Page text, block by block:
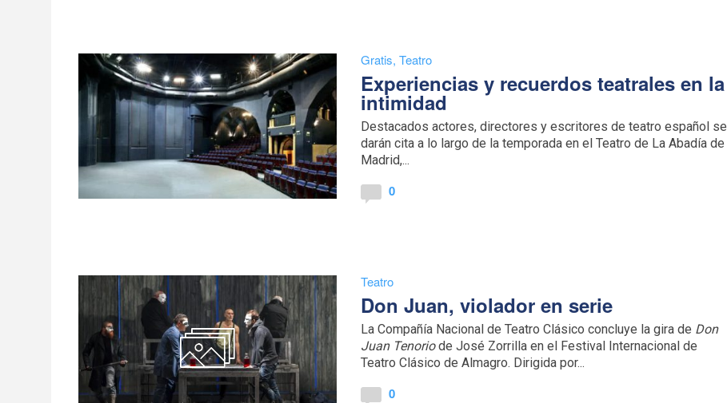
Gratis,Teatro
Experiencias y recuerdos teatrales en la
intimidad
Destacados actores, directores y escritores de teatro español se
darán cita a lo largo de la temporada en el Teatro de La Abadía de
Madrid,...
0
Teatro
Don Juan, violador en serie
La Compañía Nacional de Teatro Clásico concluye la gira de Don
Juan Tenoriode José Zorrilla en el Festival Internacional de
Teatro Clásico de Almagro. Dirigida por...
0